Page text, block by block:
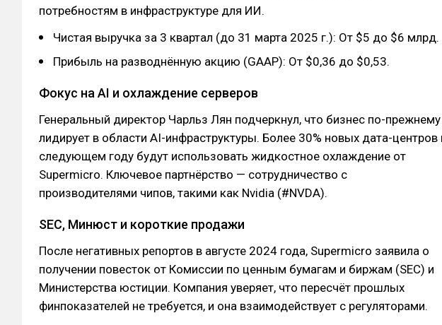
потребностям в инфраструктуре для ИИ.
Чистая выручка за 3 квартал (до 31 марта 2025 г.): От $5 до $6 млрд.
Прибыль на разводнённую акцию (GAAP): От $0,36 до $0,53.
Фокус на AI и охлаждение серверов
Генеральный директор Чарльз Лян подчеркнул, что бизнес по-прежнему
лидирует в области AI-инфраструктуры. Более 30% новых дата-центров
следующем году будут использовать жидкостное охлаждение от
Supermicro. Ключевое партнёрство — сотрудничество с
производителями чипов, такими как Nvidia (#NVDA).
SEC, Минюст и короткие продажи
После негативных репортов в августе 2024 года, Supermicro заявила о
получении повесток от Комиссии по ценным бумагам и биржам (SEC) и
Министерства юстиции. Компания уверяет, что пересчёт прошлых
финпоказателей не требуется, и она взаимодействует с регуляторами.